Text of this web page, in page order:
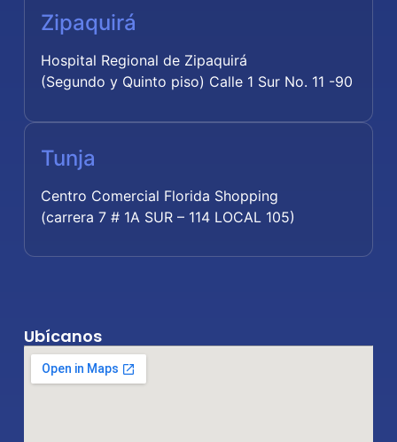
Zipaquirá
Hospital Regional de Zipaquirá
(Segundo y Quinto piso) Calle 1 Sur No. 11 -90
Tunja
Centro Comercial Florida Shopping
(carrera 7 # 1A SUR – 114 LOCAL 105)
Ubícanos